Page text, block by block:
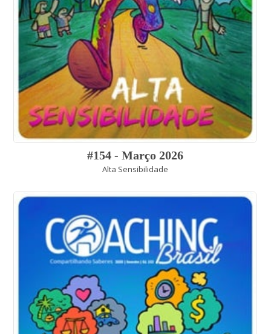
#154 - Março 2026
Alta Sensibilidade